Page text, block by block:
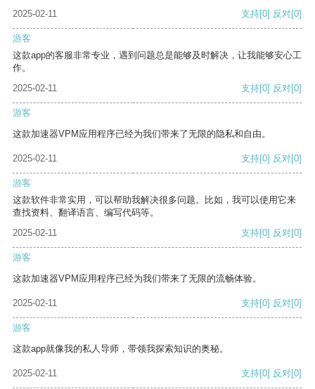
2025-02-11
支持[0] 反对[0]
游客
这款app的客服非常专业，遇到问题总是能够及时解决，让我能够安心工
作。
2025-02-11
支持[0] 反对[0]
游客
这款加速器VPM应用程序已经为我们带来了无限的隐私和自由。
2025-02-11 支持[0] 反对[0]
游客
这款软件非常实用，可以帮助我解决很多问题。比如，我可以使用它来
查找资料、翻译语言、编写代码等。
2025-02-11
支持[0] 反对[0]
游客
这款加速器VPM应用程序已经为我们带来了无限的流畅体验。
2025-02-11 支持[0] 反对[0]
游客
这款app就像我的私人导师，带领我探索知识的奥秘。
2025-02-11 支持[0] 反对[0]